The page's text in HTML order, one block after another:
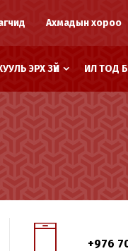
Ахмадын хороо
ЭРХ ЗҮЙ ИЛ ТОД
+976